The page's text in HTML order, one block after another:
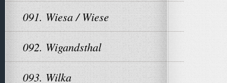
091. Wiesa / Wiese
092. Wigandsthal
093. Wilka